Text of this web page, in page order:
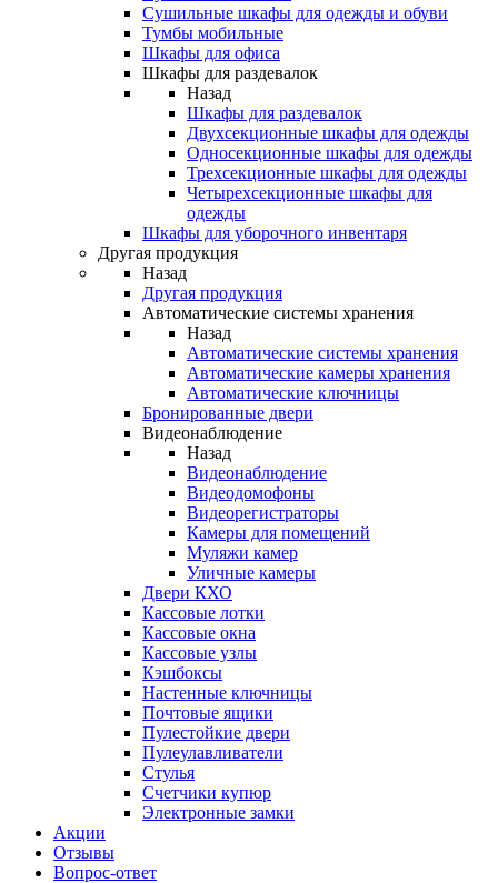
Сушильные шкафы для одежды и обуви
Тумбы мобильные
Шкафы для офиса
Шкафы для раздевалок
Назад
Шкафы для раздевалок
Двухсекционные шкафы для одежды
Односекционные шкафы для одежды
Трехсекционные шкафы для одежды
Четырехсекционные шкафы для
одежды
Шкафы для уборочного инвентаря
Другая продукция
Назад
Другая продукция
Автоматические системы хранения
Назад
Автоматические системы хранения
Автоматические камеры хранения
Автоматические ключницы
Бронированные двери
Видеонаблюдение
Назад
Видеонаблюдение
Видеодомофоны
Видеорегистраторы
Камеры для помещений
Муляжи камер
Уличные камеры
Двери КХО
Кассовые лотки
Кассовые окна
Кассовые узлы
Кэшбоксы
Настенные ключницы
Почтовые ящики
Пулестойкие двери
Пулеулавливатели
Стулья
Счетчики купюр
Электронные замки
Акции
Отзывы
Вопрос-ответ